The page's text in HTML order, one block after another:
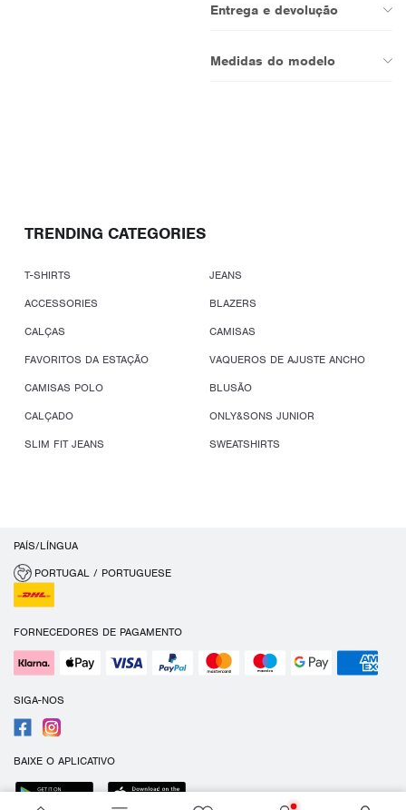
Entrega e devolução
Medidas do modelo
TRENDING CATEGORIES
T-SHIRTS
JEANS
ACCESSORIES
BLAZERS
CALÇAS
CAMISAS
FAVORITOS DA ESTAÇÃO
VAQUEROS DE AJUSTE ANCHO
CAMISAS POLO
BLUSÃO
CALÇADO
ONLY&SONS JUNIOR
SLIM FIT JEANS
SWEATSHIRTS
PAÍS/LÍNGUA
PORTUGAL / PORTUGUESE
FORNECEDORES DE PAGAMENTO
SIGA-NOS
BAIXE O APLICATIVO